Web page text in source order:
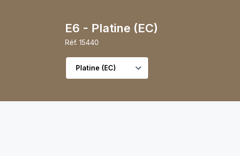
Choisir la variante
E6 - Platine (EC)
Réf. 15440